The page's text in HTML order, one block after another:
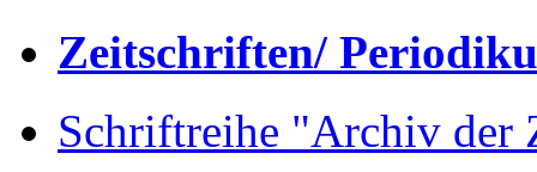
Zeitschriften/
Schriftreihe "Archiv der